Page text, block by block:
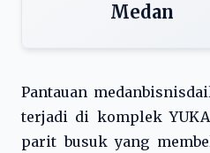
Medan
Pantauan
terjadi di komplek
parit busuk yang